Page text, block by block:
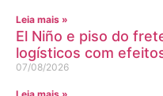
Leia mais »
El Niño e piso do
logísticos com
07/08/2026